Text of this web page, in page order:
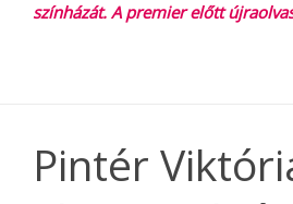
színházát. A premier előtt
Pintér